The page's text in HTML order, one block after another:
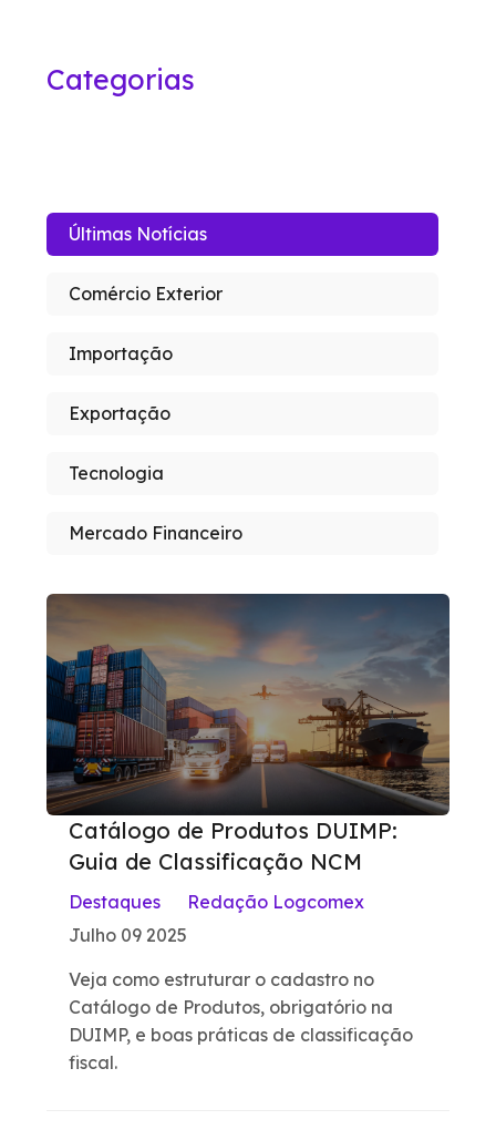
Categorias
Últimas Notícias
Comércio Exterior
Importação
Exportação
Tecnologia
Mercado Financeiro
Catálogo de Produtos DUIMP:
Guia de Classificação NCM
Destaques
Redação Logcomex
Julho 09 2025
Veja como estruturar o cadastro no
Catálogo de Produtos, obrigatório na
DUIMP, e boas práticas de classificação
fiscal.